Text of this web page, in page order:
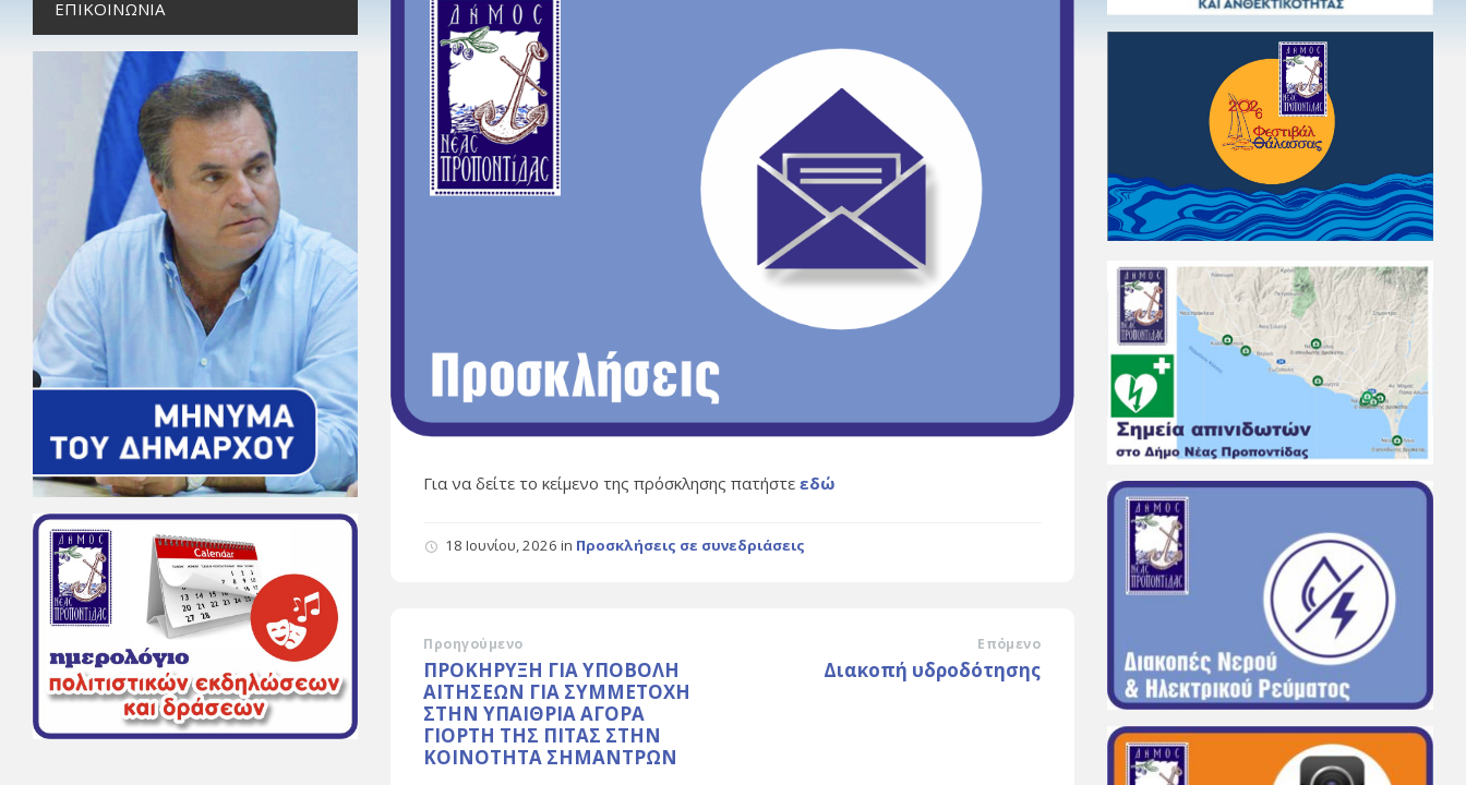
Για να δείτε το κείμενο της πρόσκλησης πατήστεεδώ
18 Ιουνίου, 2026in Προσκλήσεις σε συνεδριάσεις
Προηγούμενο
ΠΡΟΚΗΡΥΞΗ ΓΙΑ ΥΠΟΒΟΛΗ
ΑΙΤΗΣΕΩΝ ΓΙΑ ΣΥΜΜΕΤΟΧΗ
ΣΤΗΝ ΥΠΑΙΘΡΙΑ ΑΓΟΡΑ
ΓΙΟΡΤΗ ΤΗΣ ΠΙΤΑΣ ΣΤΗΝ
ΚΟΙΝΟΤΗΤΑ ΣΗΜΑΝΤΡΩΝ
Επόμενο
Διακοπή υδροδότησης
ΕΠΙΚΟΙΝΩΝΊΑ